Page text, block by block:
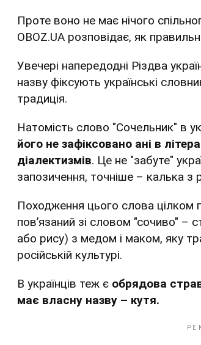
Проте воно не має нічого
OBOZ.UA розповідає, як
Увечері напередодні Різдва
назву фіксують українські
традиція.
Натомість слово "Сочельник" в
його не зафіксовано ані в
діалектизмів. Це не "забуте"
запозичення, точніше – калька з
Походження цього слова цілком
пов’язаний зі словом "сочиво" –
або рису) з медом і маком, яку
російській культурі.
В українців теж є обрядова
має власну назву – кутя.